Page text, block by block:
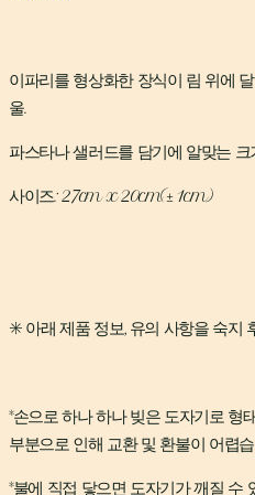
이파리를 형상화한 장식이 림 위에
울.
파스타나 샐러드를 담기에 알맞는 크
사이즈: 27cm x 20cm(± 1cm)
✳️ 아래 제품 정보, 유의 사항을 숙지
*손으로 하나 하나 빚은 도자기로 형
부분으로 인해 교환 및 환불이 어렵
*불에 직접 닿으면 도자기가 깨질 수